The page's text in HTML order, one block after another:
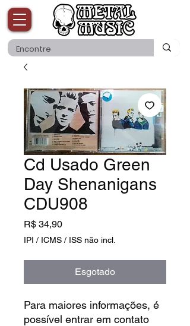
Cd Usado Green
Day Shenanigans
CDU908
R$ 34,90Preço
IPI / ICMS / ISS não incl.
Esgotado
Para maiores informações, é
possível entrar em contato